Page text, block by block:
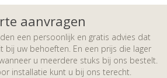
aanvragen
een persoonlijk en gratis advies dat
bij uw behoeften. En een prijs die lager
u meerdere stuks bij ons bestelt.
installatie kunt u bij ons terecht.